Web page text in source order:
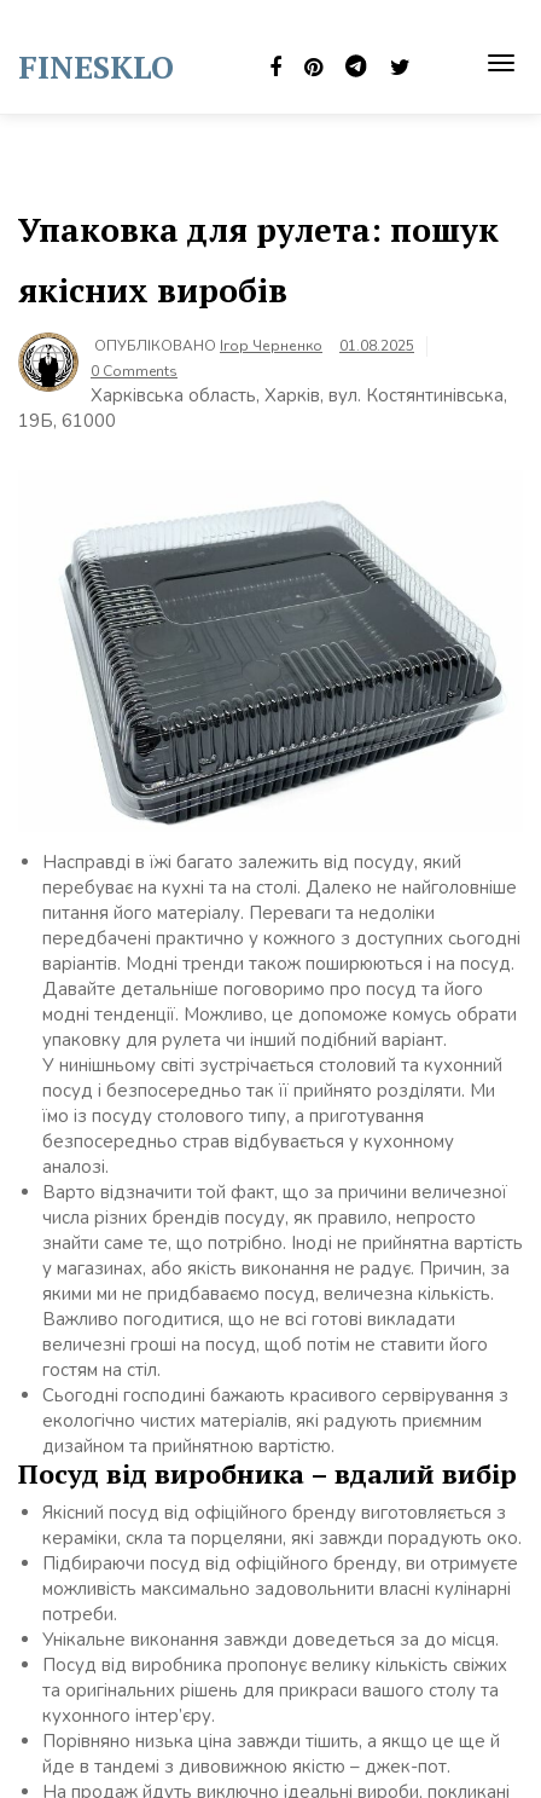
content
FINESKLO
Упаковка для рулета: пошук
якісних виробів
ОПУБЛІКОВАНО Ігор Черненко
01.08.2025
0 Comments
Харківська область, Харків, вул. Костянтинівська,
19Б, 61000
Насправді в їжі багато залежить від посуду, який
перебуває на кухні та на столі. Далеко не найголовніше
питання його матеріалу. Переваги та недоліки
передбачені практично у кожного з доступних сьогодні
варіантів. Модні тренди також поширюються і на посуд.
Давайте детальніше поговоримо про посуд та його
модні тенденції. Можливо, це допоможе комусь обрати
упаковку для рулета чи інший подібний варіант.
У нинішньому світі зустрічається столовий та кухонний
посуд і безпосередньо так її прийнято розділяти. Ми
їмо із посуду столового типу, а приготування
безпосередньо страв відбувається у кухонному
аналозі.
Варто відзначити той факт, що за причини величезної
числа різних брендів посуду, як правило, непросто
знайти саме те, що потрібно. Іноді не прийнятна вартість
у магазинах, або якість виконання не радує. Причин, за
якими ми не придбаваємо посуд, величезна кількість.
Важливо погодитися, що не всі готові викладати
величезні гроші на посуд, щоб потім не ставити його
гостям на стіл.
Сьогодні господині бажають красивого сервірування з
екологічно чистих матеріалів, які радують приємним
дизайном та прийнятною вартістю.
Посуд від виробника – вдалий вибір
Якісний посуд від офіційного бренду виготовляється з
кераміки, скла та порцеляни, які завжди порадують око.
Підбираючи посуд від офіційного бренду, ви отримуєте
можливість максимально задовольнити власні кулінарні
потреби.
Унікальне виконання завжди доведеться за до місця.
Посуд від виробника пропонує велику кількість свіжих
та оригінальних рішень для прикраси вашого столу та
кухонного інтер’єру.
Порівняно низька ціна завжди тішить, а якщо це ще й
йде в тандемі з дивовижною якістю – джек-пот.
На продаж йдуть виключно ідеальні вироби, покликані